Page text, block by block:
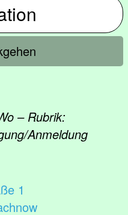
– Rubrik:
Anmeldung
1